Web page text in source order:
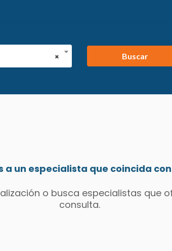
×
Buscar
a un especialista que coincida
o busca especialistas que
consulta.